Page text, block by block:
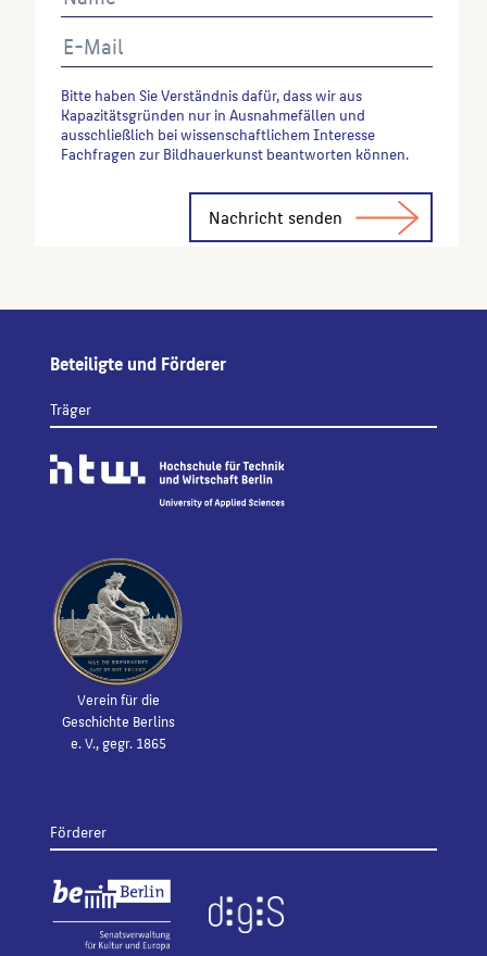
Weinland, Martina: Kriegerdenkmäler in Berlin
1870 bis 1930, Frankfurt am Main, 1990, S. 201 Nr.
Wenn Sie einzelne Inhalte von dieser Website
verwenden möchten, zitieren Sie bitte wie folgt:
Bitte haben Sie Verständnis dafür, dass wir aus
Kapazitätsgründen nur in Ausnahmefällen und
ausschließlich bei wissenschaftlichem Interesse
Fachfragen zur Bildhauerkunst beantworten können.
Beteiligte und Förderer
Träger
Verein für die
Geschichte Berlins
e. V., gegr. 1865
Förderer